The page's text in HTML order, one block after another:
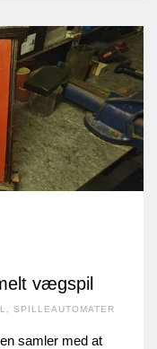
vægspil
SPILLEAUTOMATER
samler med at